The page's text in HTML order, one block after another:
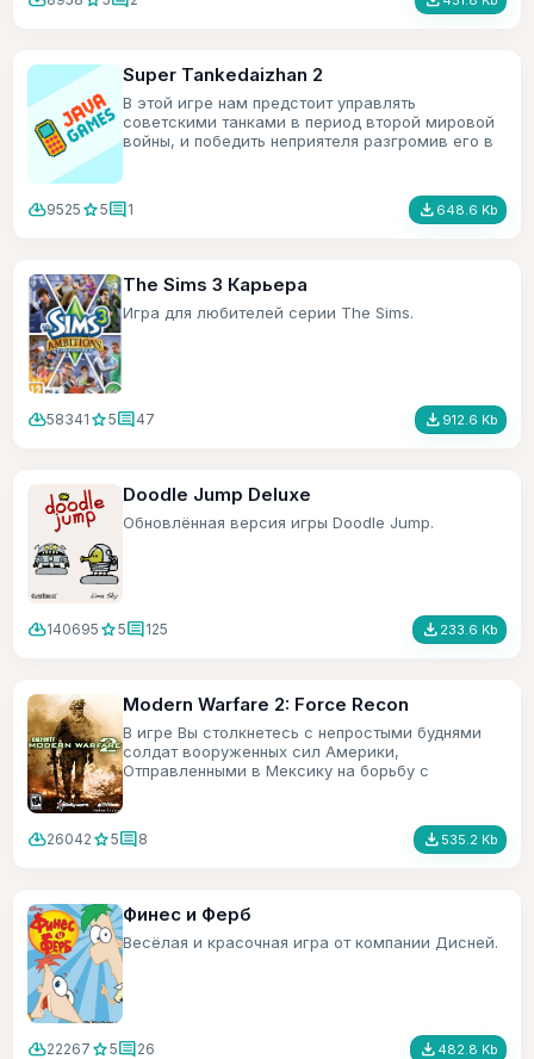
Super Tankedaizhan 2
В этой игре нам предстоит управлять
советскими танками в период второй мировой
войны, и победить неприятеля разгромив его в
cloud_download9525 star5comment1 file_download 648.6 Kb
The Sims 3 Карьера
Игра для любителей серии The Sims.
cloud_download58341 star5comment47 file_download 912.6 Kb
Doodle Jump Deluxe
Обновлённая версия игры Doodle Jump.
cloud_download140695 star5comment125 file_download 233.6 Kb
Modern Warfare 2: Force Recon
В игре Вы столкнетесь с непростыми буднями
солдат вооруженных сил Америки,
Отправленными в Мексику на борьбу с
cloud_download26042 star5comment8 file_download 535.2 Kb
Финес и Ферб
Весёлая и красочная игра от компании Дисней.
cloud_download22267 star5comment26 file_download 482.8 Kb